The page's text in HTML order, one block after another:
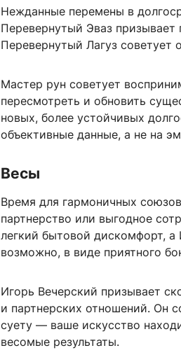
Нежданные перемены в
Перевернутый Эваз призывает
Перевернутый Лагуз советует
Мастер рун советует
пересмотреть и обновить
новых, более устойчивых
объективные данные, а не на
Весы
Время для гармоничных
партнерство или выгодное
легкий бытовой дискомфорт,
возможно, в виде приятного
Игорь Вечерский призывает
и партнерских отношений. Он
суету — ваше искусство
весомые результаты.